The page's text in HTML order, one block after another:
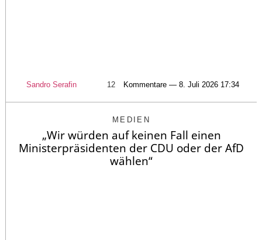
Sandro Serafin 12 Kommentare — 8. Juli 2026 17:34
MEDIEN
„Wir würden auf keinen Fall einen
Ministerpräsidenten der CDU oder der AfD
wählen“